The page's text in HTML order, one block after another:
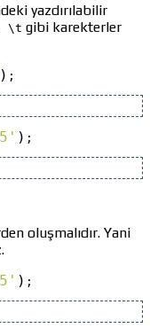
yazdırılabilir
\t gibi karekterler
) ;
) ;
oluşmalıdır. Yani
) ;